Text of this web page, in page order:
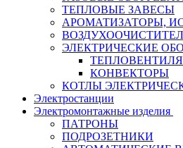
ТЕПЛОВЫЕ ЗАВЕСЫ
АРОМАТИЗАТОРЫ,
ЭЛЕКТРИЧЕСКИЕ
КОНВЕКТОРЫ
КОТЛЫ
Электростанции
Электромонтажные изделия
ПАТРОНЫ
ПОДРОЗЕТНИКИ